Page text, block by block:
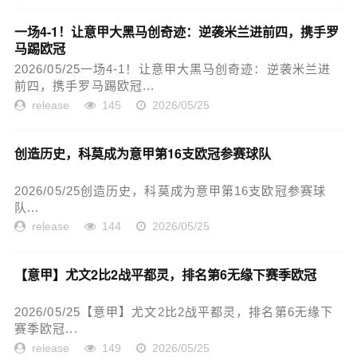
一场4-1！让意甲大黑马创奇迹：逆袭米兰进前四，携手罗
马踢欧冠
2026/05/25一场4-1！让意甲大黑马创奇迹：逆袭米兰进
前四，携手罗马踢欧冠...
release 145 2026/05/25
创造历史，科莫成为意甲第16支欧冠参赛球队
2026/05/25创造历史，科莫成为意甲第16支欧冠参赛球
队...
release 144 2026/05/25
【意甲】尤文2比2战平都灵，排名第6无缘下赛季欧冠
2026/05/25【意甲】尤文2比2战平都灵，排名第6无缘下
赛季欧冠...
release 149 2026/05/25